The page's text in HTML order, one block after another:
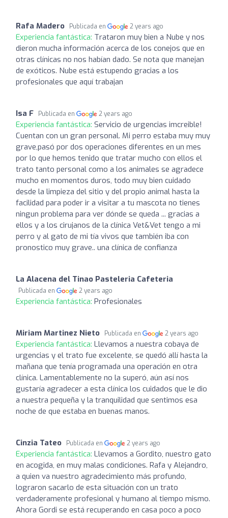
Rafa Madero Publicada en 2 years ago
Experiencia fantástica: Trataron muy bien a Nube y nos
dieron mucha información acerca de los conejos que en
otras clínicas no nos habían dado. Se nota que manejan
de exóticos. Nube está estupendo gracias a los
profesionales que aquí trabajan
Isa F Publicada en 2 years ago
Experiencia fantástica: Servicio de urgencias imcreible!
Cuentan con un gran personal. Mi perro estaba muy muy
grave,pasó por dos operaciones diferentes en un mes
por lo que hemos tenido que tratar mucho con ellos el
trato tanto personal como a los animales se agradece
mucho en momentos duros, todo muy bien cuidado
desde la limpieza del sitio y del propio animal hasta la
facilidad para poder ir a visitar a tu mascota no tienes
ningun problema para ver dónde se queda ... gracias a
ellos y a los cirujanos de la clínica Vet&Vet tengo a mi
perro y al gato de mi tía vivos que también iba con
pronostico muy grave.. una clínica de confianza
La Alacena del Tinao Pasteleria Cafeteria
Publicada en 2 years ago
Experiencia fantástica: Profesionales
Miriam Martinez Nieto Publicada en 2 years ago
Experiencia fantástica: Llevamos a nuestra cobaya de
urgencias y el trato fue excelente, se quedó allí hasta la
mañana que tenía programada una operación en otra
clínica. Lamentablemente no la superó, aún así nos
gustaría agradecer a esta clínica los cuidados que le dio
a nuestra pequeña y la tranquilidad que sentimos esa
noche de que estaba en buenas manos.
Cinzia Tateo Publicada en 2 years ago
Experiencia fantástica: Llevamos a Gordito, nuestro gato
en acogida, en muy malas condiciones. Rafa y Alejandro,
a quien va nuestro agradecimiento más profundo,
lograron sacarlo de esta situación con un trato
verdaderamente profesional y humano al tiempo mismo.
Ahora Gordi se está recuperando en casa poco a poco